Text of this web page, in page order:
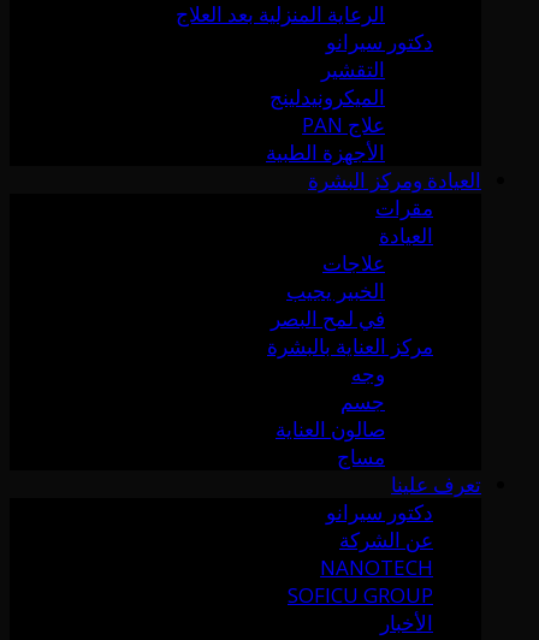
الرعاية المنزلية بعد العلاج
دكتور سيرانو
التقشير
الميكرونيدلينج
علاج PAN
الأجهزة الطبية
العيادة ومركز البشرة
مقرات
العيادة
علاجات
الخبير يجيب
في لمح البصر
مركز العناية بالبشرة
وجه
جسم
صالون العناية
مساج
تعرف علينا
دكتور سيرانو
عن الشركة
NANOTECH
SOFICU GROUP
الأخبار